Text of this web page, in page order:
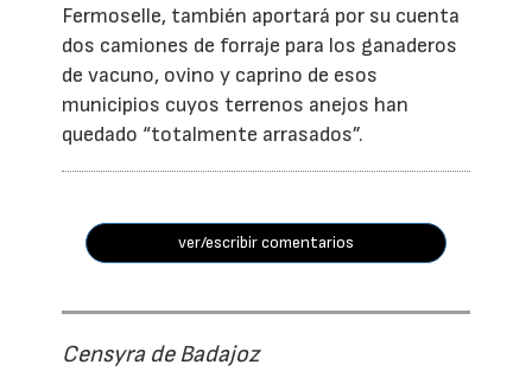
Fermoselle, también aportará por su cuenta
dos camiones de forraje para los ganaderos
de vacuno, ovino y caprino de esos
municipios cuyos terrenos anejos han
quedado “totalmente arrasados”.
ver/escribir comentarios
Censyra de Badajoz